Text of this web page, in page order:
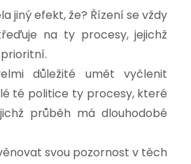
jiný efekt, že? Řízení se vždy
na ty procesy, jejichž
důležité umět vyčlenit
té politice ty procesy, které
průběh má dlouhodobé
svou pozornost v těch